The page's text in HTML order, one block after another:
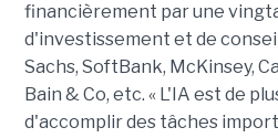
financièrement par une
d'investissement et de
Sachs, SoftBank, McKinsey,
Bain & Co, etc. « L'IA est de
d'accomplir des tâches